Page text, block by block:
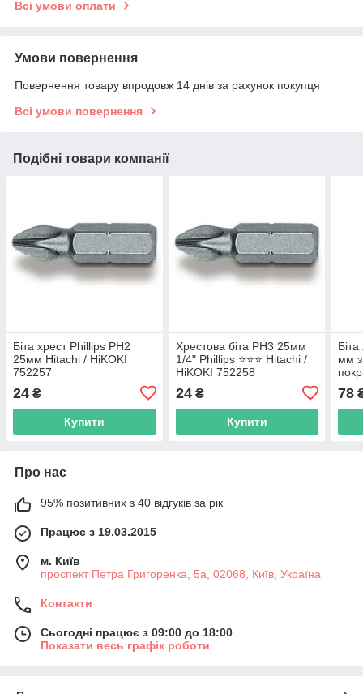
Всі умови оплати
Умови повернення
Повернення товару впродовж 14 днів за рахунок покупця
Всі умови повернення
Подібні товари компанії
Біта хрест Phillips РН2
25мм Hitachi / HiKOKI
752257
24 ₴
Купити
Хрестова біта PH3 25мм
1/4" Phillips ⭐️⭐️⭐️ Hitachi /
HiKOKI 752258
24₴
Купити
мм
78
Про нас
95% позитивних з 40 відгуків за рік
Працює з 19.03.2015
м. Київ
проспект Петра Григоренка, 5а, 02068, Київ, Україна
Контакти
Сьогодні працює з 09:00 до 18:00
Показати весь графік роботи